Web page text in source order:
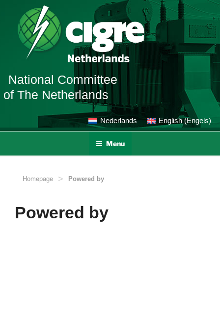
inhoud
National Committee
of The Netherlands
Nederlands English(Engels)
Menu
Homepage > Powered by
Powered by